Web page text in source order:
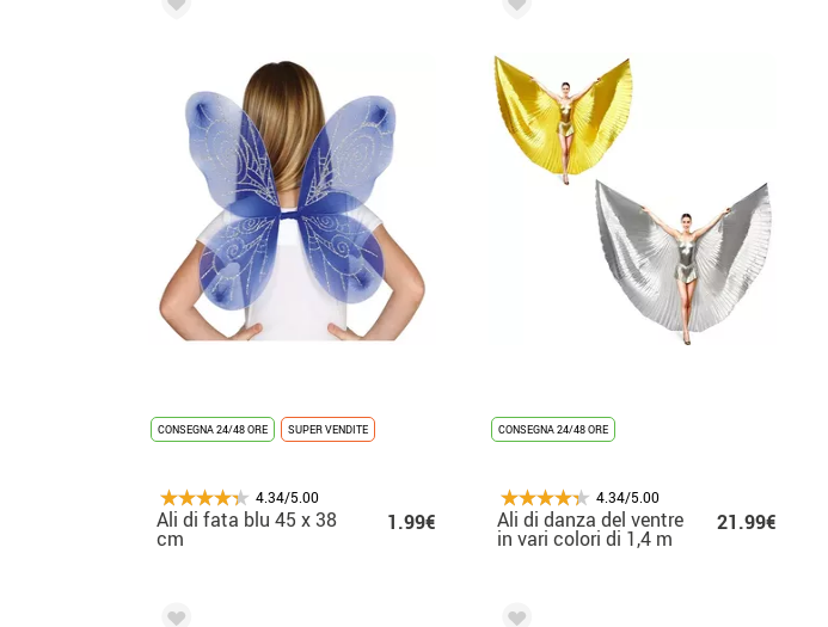
CONSEGNA 24/48 ORE SUPER VENDITE
4.34/5.00
Ali di fata blu 45 x 38
cm
1.99€
CONSEGNA 24/48 ORE
4.34/5.00
Ali di danza del ventre
in vari colori di 1,4 m
21.99€